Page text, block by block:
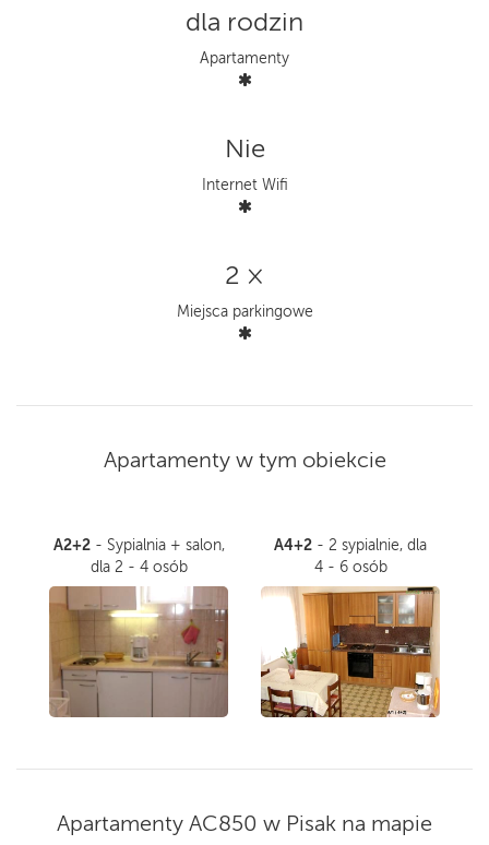
dla rodzin
Apartamenty
Nie
Internet Wifi
2 ×
Miejsca parkingowe
Apartamenty w tym obiekcie
A2+2- Sypialnia + salon,
dla 2 - 4 osób
A4+2 - 2 sypialnie, dla
4 - 6 osób
Apartamenty AC850 w Pisak na mapie